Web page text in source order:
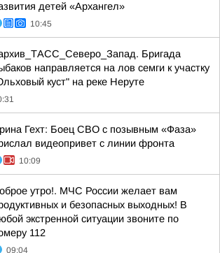
детей «Архангел»
10:45
Бригада
направляется на лов семги к участку
куст" на реке Неруте
Гехт: Боец СВО с позывным «Фаза»
видеопривет с линии фронта
10:09
утро!. МЧС России желает вам
и безопасных выходных! В
экстренной ситуации звоните по
112
09:04